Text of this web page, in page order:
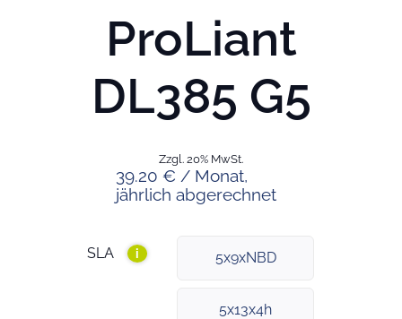
ProLiant
DL385 G5
39.20 € / Monat,
jährlich abgerechnet
Zzgl. 20% MwSt.
SLA i 5x9xNBD
5x13x4h